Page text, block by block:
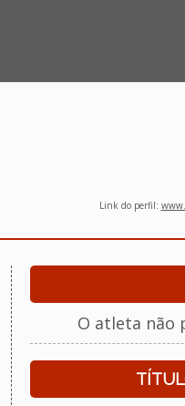
Link do perfil:
O atleta não